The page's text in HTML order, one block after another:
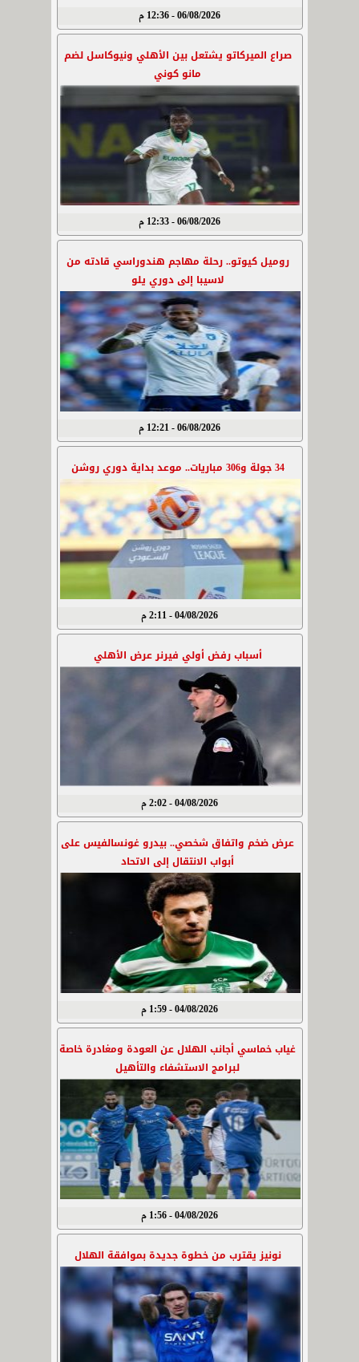
06/08/2026 - 12:36 م
صراع الميركاتو يشتعل بين الأهلي ونيوكاسل لضم
مانو كوني
06/08/2026 - 12:33 م
روميل كيوتو.. رحلة مهاجم هندوراسي قادته من
لاسيبا إلى دوري يلو
06/08/2026 - 12:21 م
34 جولة و306 مباريات.. موعد بداية دوري روشن
04/08/2026 - 2:11 م
أسباب رفض أولي فيرنر عرض الأهلي
04/08/2026 - 2:02 م
عرض ضخم واتفاق شخصي.. بيدرو غونسالفيس على
أبواب الانتقال إلى الاتحاد
04/08/2026 - 1:59 م
غياب خماسي أجانب الهلال عن العودة ومغادرة خاصة
لبرامج الاستشفاء والتأهيل
04/08/2026 - 1:56 م
نونيز يقترب من خطوة جديدة بموافقة الهلال